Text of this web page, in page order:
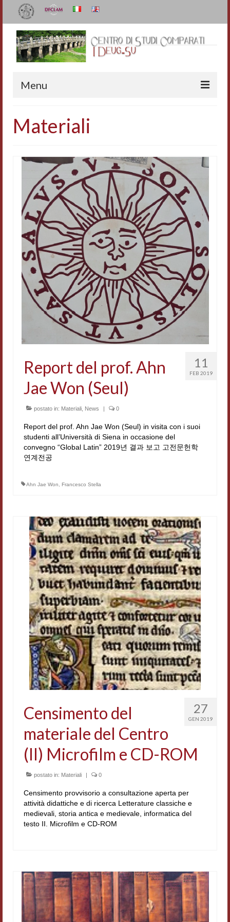
Menu
Organizzazione e contatti
Staff
I Deug-Su
Statuto
Relazioni sulle attività
Accordi di cooperazione
Ricerca
Cultura coreana
Koreanische Literatur und Kultur
Hagiographica Coreana
Cultura medioevale
Scrittori Latini dell’Europa Medievale
Corpus Rhythmorum Musicum
Epistolografia
Comparatistica
Semicerchio
Corpus Rhythmorum Musicum
Lo studium aretino del ‘200
DIGIMED
Eurasian Latin Archive
Rammses
LEAD
Didattica
Master INFOTEXT
ERASMUS/DEMM
Pubblicazioni
Hagiographica Coreana
Testi Mediolatini
Altri volumi
Atti di convegno
Materiali
11
FEB 2019
Report del prof. Ahn
Jae Won (Seul)
postato in: Materiali News | 0
Report del prof. Ahn Jae Won (Seul) in visita con i suoi
studenti all’Università di Siena in occasione del
convegno “Global Latin” 2019년 결과 보고 고전문헌학
연계전공
Ahn Jae Won Francesco Stella
27
GEN 2019
Censimento del
materiale del Centro
(II) Microfilm e CD-ROM
postato in: Materiali | 0
Censimento provvisorio a consultazione aperta per
attività didattiche e di ricerca Letterature classiche e
medievali, storia antica e medievale, informatica del
testo II. Microfilm e CD-ROM